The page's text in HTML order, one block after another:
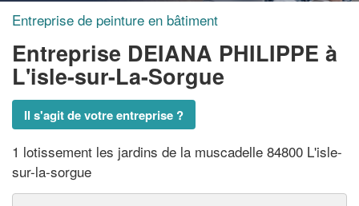
Entreprise de peinture en bâtiment
Entreprise DEIANA PHILIPPE à
L'isle-sur-La-Sorgue
Il s'agit de votre entreprise ?
1 lotissement les jardins de la muscadelle 84800 L'isle-
sur-la-sorgue